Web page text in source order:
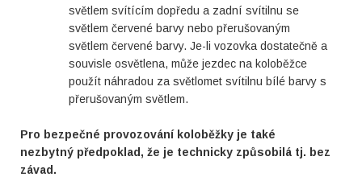
světlem svítícím dopředu a zadní svítilnu se
světlem červené barvy nebo přerušovaným
světlem červené barvy. Je-li vozovka dostatečně a
souvisle osvětlena, může jezdec na koloběžce
použít náhradou za světlomet svítilnu bílé barvy s
přerušovaným světlem.
Pro bezpečné provozování koloběžky je také
nezbytný předpoklad, že je technicky způsobilá tj. bez
závad.